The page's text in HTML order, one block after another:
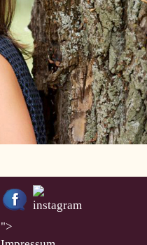
">